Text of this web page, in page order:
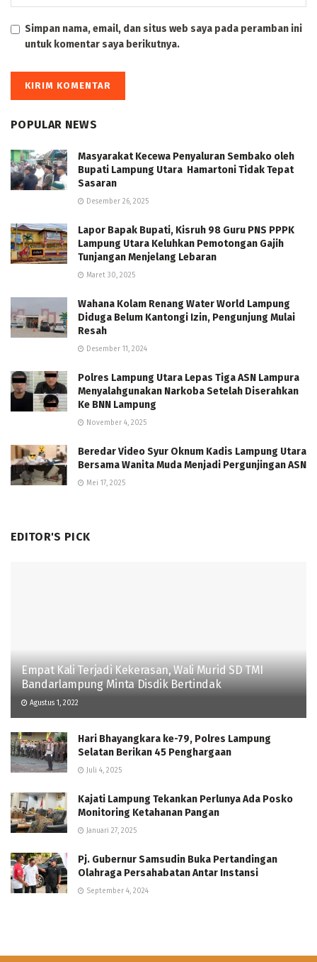
Simpan nama, email, dan situs web saya pada peramban ini
untuk komentar saya berikutnya.
POPULAR NEWS
Masyarakat Kecewa Penyaluran Sembako oleh
Bupati Lampung Utara Hamartoni Tidak Tepat
Sasaran
Desember 26, 2025
Lapor Bapak Bupati, Kisruh 98 Guru PNS PPPK
Lampung Utara Keluhkan Pemotongan Gajih
Tunjangan Menjelang Lebaran
Maret 30, 2025
Wahana Kolam Renang Water World Lampung
Diduga Belum Kantongi Izin, Pengunjung Mulai
Resah
Desember 11, 2024
Polres Lampung Utara Lepas Tiga ASN Lampura
Menyalahgunakan Narkoba Setelah Diserahkan
Ke BNN Lampung
November 4, 2025
Beredar Video Syur Oknum Kadis Lampung Utara
Bersama Wanita Muda Menjadi Pergunjingan ASN
Mei 17, 2025
EDITOR'S PICK
Empat Kali Terjadi Kekerasan, Wali Murid SD TMI
Bandarlampung Minta Disdik Bertindak
Agustus 1, 2022
Hari Bhayangkara ke-79, Polres Lampung
Selatan Berikan 45 Penghargaan
Juli 4, 2025
Kajati Lampung Tekankan Perlunya Ada Posko
Monitoring Ketahanan Pangan
Januari 27, 2025
Pj. Gubernur Samsudin Buka Pertandingan
Olahraga Persahabatan Antar Instansi
September 4, 2024